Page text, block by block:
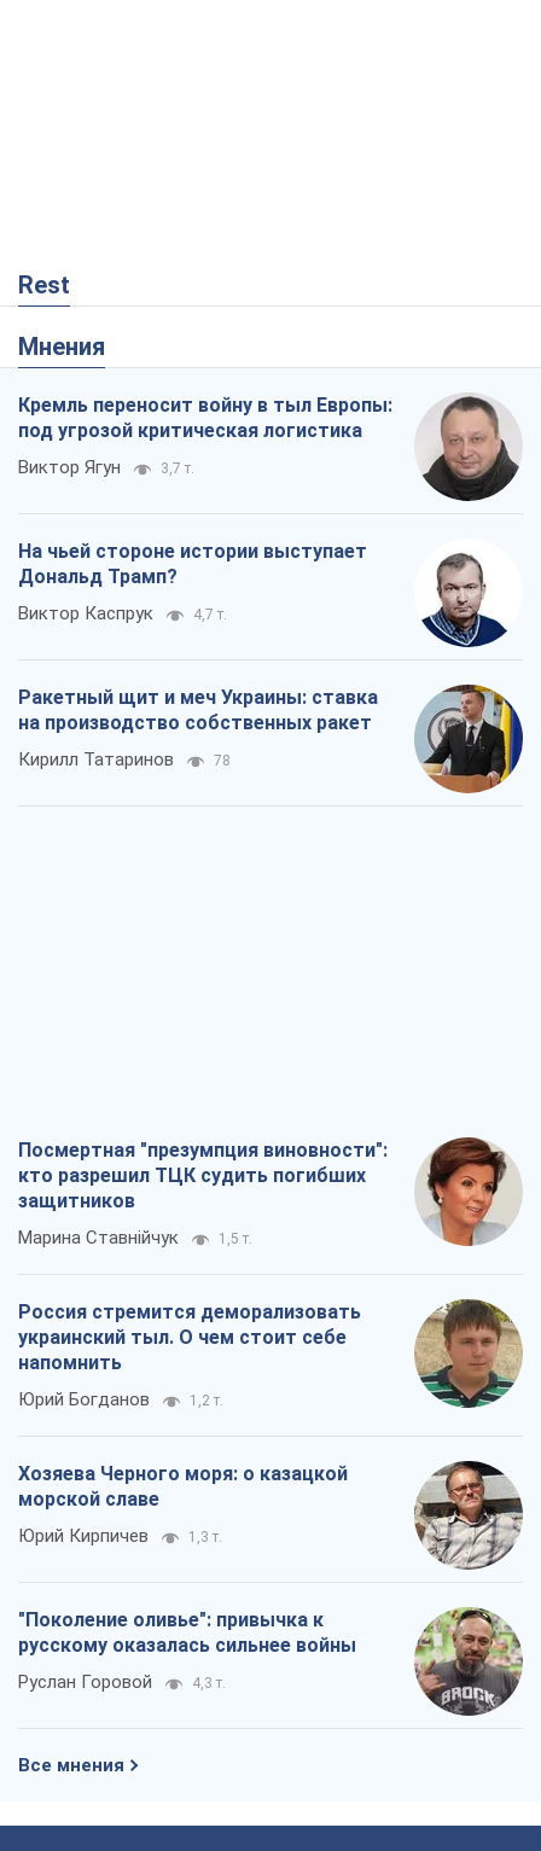
Rest
Мнения
Кремль переносит войну в тыл Европы:
под угрозой критическая логистика
Виктор Ягун 3,7 т.
На чьей стороне истории выступает
Дональд Трамп?
Виктор Каспрук 4,7 т.
Ракетный щит и меч Украины: ставка
на производство собственных ракет
Кирилл Татаринов 78
Посмертная "презумпция виновности":
кто разрешил ТЦК судить погибших
защитников
Марина Ставнійчук 1,5 т.
Россия стремится деморализовать
украинский тыл. О чем стоит себе
напомнить
Юрий Богданов 1,2 т.
Хозяева Черного моря: о казацкой
морской славе
Юрий Кирпичев 1,3 т.
"Поколение оливье": привычка к
русскому оказалась сильнее войны
Руслан Горовой 4,3 т.
Все мнения